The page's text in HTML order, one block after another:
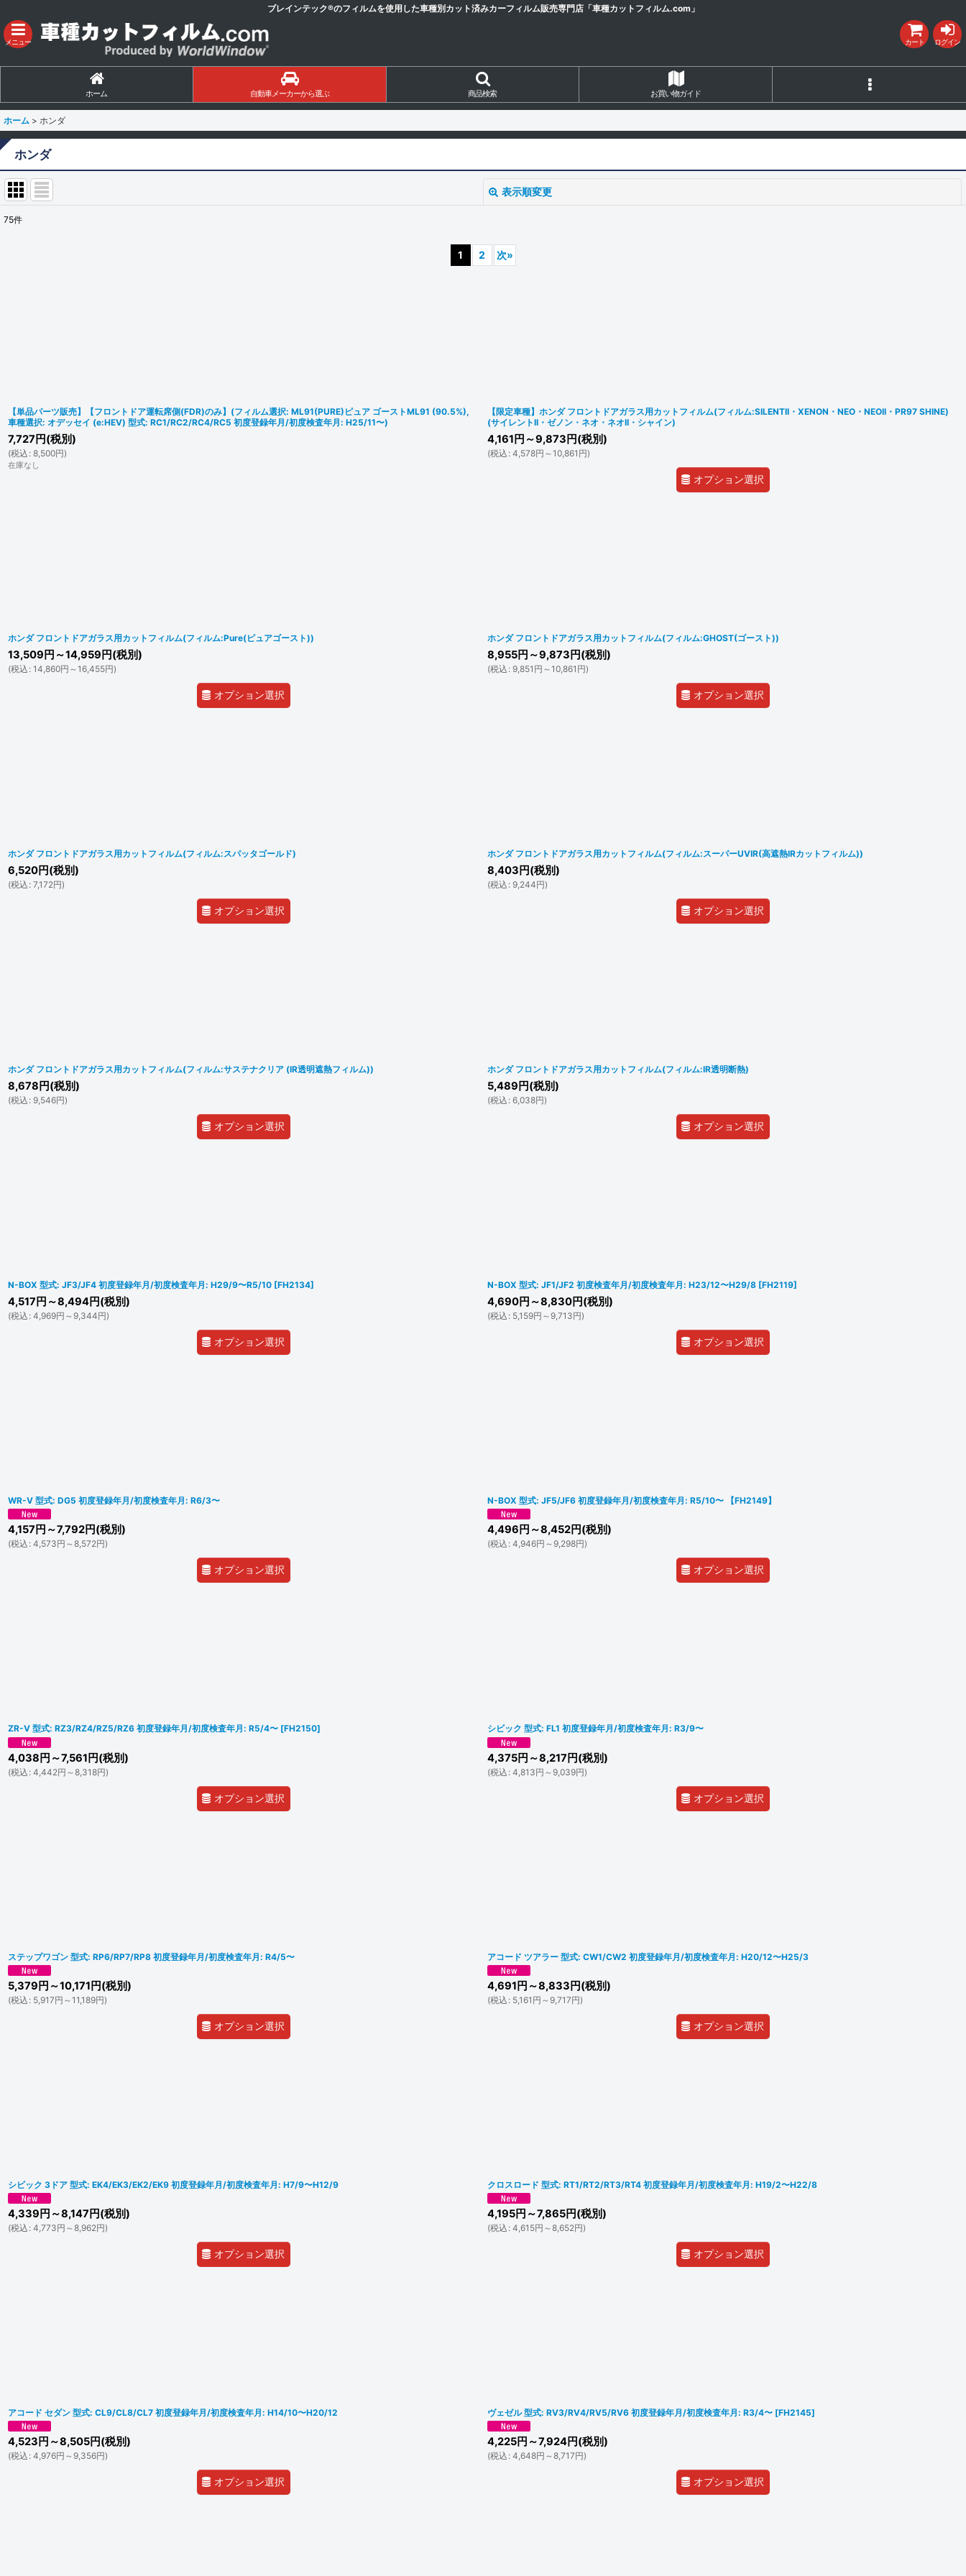
ブレインテック®のフィルムを使用した車種別カット済みカーフィルム販売専門店「車種カットフィルム.com」
メニュー カート ログイン
ホーム 自動車メーカーから選ぶ 商品検索 お買い物ガイド
ホーム > ホンダ
ホンダ
表示順変更
75件
1 2 次»
【単品パーツ販売】【フロントドア運転席側(FDR)のみ】(フィルム選択: ML91(PURE)ピュア ゴーストML91 (90.5%),
車種選択: オデッセイ (e:HEV) 型式: RC1/RC2/RC4/RC5 初度登録年月/初度検査年月: H25/11〜)
7,727 円(税別)
(税込 : 8,500円)
在庫なし
【限定車種】ホンダ フロントドアガラス用カットフィルム(フィルム:SILENTII・XENON・NEO・NEOII・PR97 SHINE)
(サイレントII・ゼノン・ネオ・ネオII・シャイン)
4,161 円 ～9,873 円(税別)
(税込 : 4,578円 ～10,861 円)
オプション選択
ホンダ フロントドアガラス用カットフィルム(フィルム:Pure(ピュアゴースト))
13,509 円 ～14,959 円(税別)
(税込 : 14,860円 ～16,455円)
オプション選択
ホンダ フロントドアガラス用カットフィルム(フィルム:GHOST(ゴースト))
8,955円 ～9,873 円(税別)
(税込 : 9,851 円 ～10,861 円)
オプション選択
ホンダ フロントドアガラス用カットフィルム(フィルム:スパッタゴールド)
6,520円(税別)
(税込 : 7,172円)
オプション選択
ホンダ フロントドアガラス用カットフィルム(フィルム:スーパーUVIR(高遮熱IRカットフィルム))
8,403 円(税別)
(税込 : 9,244円)
オプション選択
ホンダ フロントドアガラス用カットフィルム(フィルム:サステナクリア (IR透明遮熱フィルム))
8,678 円(税別)
(税込 : 9,546円)
オプション選択
ホンダ フロントドアガラス用カットフィルム(フィルム:IR透明断熱)
5,489 円(税別)
(税込 : 6,038円)
オプション選択
N-BOX 型式: JF3/JF4 初度登録年月/初度検査年月: H29/9〜R5/10 [FH2134]
4,517 円 ～8,494円(税別)
(税込 : 4,969円 ～9,344円)
オプション選択
N-BOX 型式: JF1/JF2 初度検査年月/初度検査年月: H23/12〜H29/8 [FH2119]
4,690円 ～8,830円(税別)
(税込 : 5,159円 ～9,713円)
オプション選択
WR-V 型式: DG5 初度登録年月/初度検査年月: R6/3〜
4,157 円 ～7,792円(税別)
(税込 : 4,573円 ～8,572円)
オプション選択
N-BOX 型式: JF5/JF6 初度登録年月/初度検査年月: R5/10〜 【FH2149】
4,496 円 ～8,452円(税別)
(税込 : 4,946円 ～9,298円)
オプション選択
ZR-V 型式: RZ3/RZ4/RZ5/RZ6 初度登録年月/初度検査年月: R5/4〜 [FH2150]
4,038 円 ～7,561 円(税別)
(税込 : 4,442円 ～8,318円)
オプション選択
シビック 型式: FL1 初度登録年月/初度検査年月: R3/9〜
4,375円 ～8,217 円(税別)
(税込 : 4,813円 ～9,039円)
オプション選択
ステップワゴン 型式: RP6/RP7/RP8 初度登録年月/初度検査年月: R4/5〜
5,379 円 ～10,171 円(税別)
(税込 : 5,917円 ～11,189円)
オプション選択
アコード ツアラー 型式: CW1/CW2 初度登録年月/初度検査年月: H20/12〜H25/3
4,691 円 ～8,833 円(税別)
(税込 : 5,161 円 ～9,717円)
オプション選択
シビック 3ドア 型式: EK4/EK3/EK2/EK9 初度登録年月/初度検査年月: H7/9〜H12/9
4,339 円 ～8,147 円(税別)
(税込 : 4,773円 ～8,962円)
オプション選択
クロスロード 型式: RT1/RT2/RT3/RT4 初度登録年月/初度検査年月: H19/2〜H22/8
4,195円 ～7,865円(税別)
(税込 : 4,615円 ～8,652円)
オプション選択
アコード セダン 型式: CL9/CL8/CL7 初度登録年月/初度検査年月: H14/10〜H20/12
4,523 円 ～8,505円(税別)
(税込 : 4,976円 ～9,356円)
オプション選択
ヴェゼル 型式: RV3/RV4/RV5/RV6 初度登録年月/初度検査年月: R3/4〜 [FH2145]
4,225円 ～7,924円(税別)
(税込 : 4,648円 ～8,717円)
オプション選択